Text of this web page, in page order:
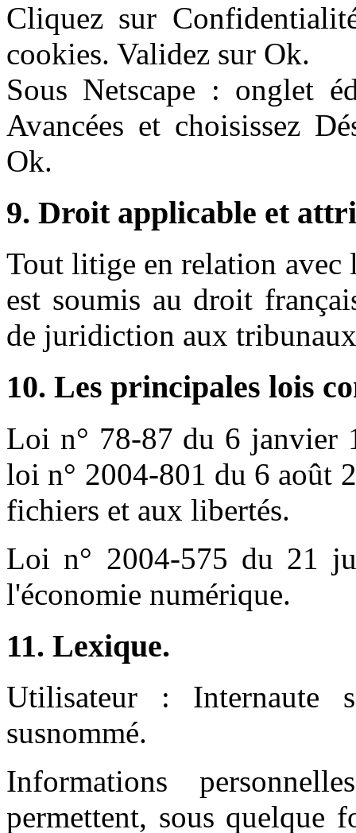
Cliquez sur
cookies. Validez sur Ok.
Sous Netscape : onglet
Avancées et choisissez
Ok.
9. Droit applicable et
Tout litige en relation
est soumis au droit
de juridiction aux
10. Les principales lois
Loi n° 78-87 du 6 janvier
loi n° 2004-801 du 6 août
fichiers et aux libertés.
Loi n° 2004-575 du 21
l'économie numérique.
11. Lexique.
Utilisateur : Internaute
susnommé.
Informations
permettent, sous quelque